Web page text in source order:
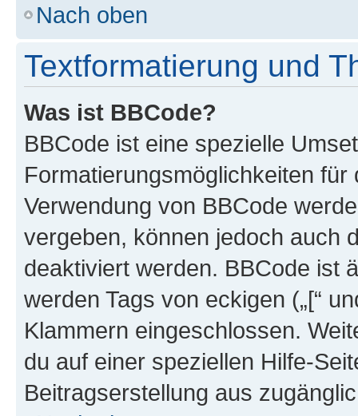
Nach oben
Textformatierung und
Was ist BBCode?
BBCode ist eine spezielle
Formatierungsmöglichkeiten
Verwendung von BBCode
vergeben, können jedoch auch
deaktiviert werden. BBCode ist
werden Tags von eckigen („[“
Klammern eingeschlossen.
du auf einer speziellen Hilfe-
Beitragserstellung aus